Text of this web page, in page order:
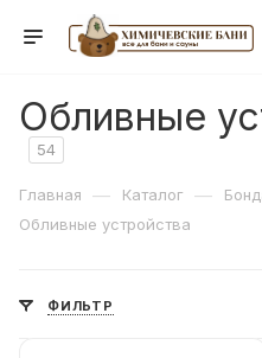
Обливные
54
Главная — Каталог —
Обливные устройства
ФИЛЬТР